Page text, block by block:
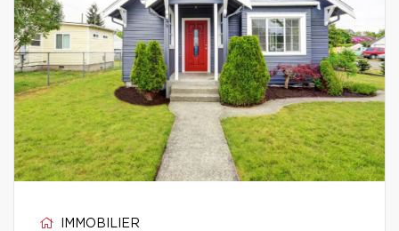
IMMOBILIER